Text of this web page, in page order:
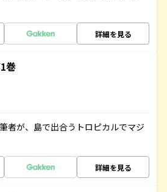
詳細を見る
巻
者が、島で出合うトロピカルでマジ
詳細を見る